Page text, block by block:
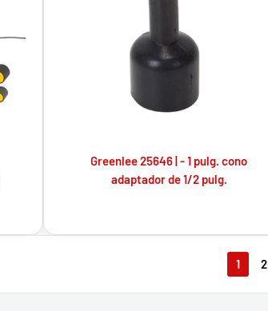
Greenlee 25646 | - 1 pulg. cono
adaptador de 1/2 pulg.
1 2